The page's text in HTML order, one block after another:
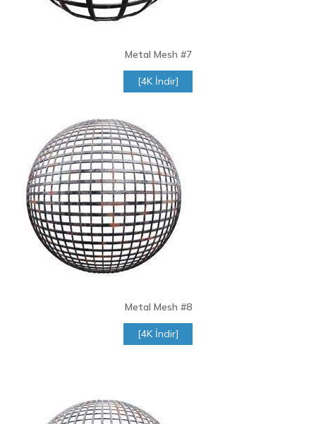
Metal Mesh #7
[4K İndir]
Metal Mesh #8
[4K İndir]